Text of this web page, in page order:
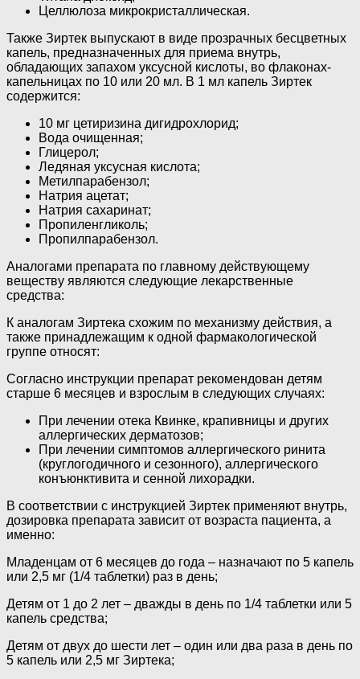
Целлюлоза микрокристаллическая.
Также Зиртек выпускают в виде прозрачных бесцветных
капель, предназначенных для приема внутрь,
обладающих запахом уксусной кислоты, во флаконах-
капельницах по 10 или 20 мл. В 1 мл капель Зиртек
содержится:
10 мг цетиризина дигидрохлорид;
Вода очищенная;
Глицерол;
Ледяная уксусная кислота;
Метилпарабензол;
Натрия ацетат;
Натрия сахаринат;
Пропиленгликоль;
Пропилпарабензол.
Аналогами препарата по главному действующему
веществу являются следующие лекарственные
средства:
К аналогам Зиртека схожим по механизму действия, а
также принадлежащим к одной фармакологической
группе относят:
Согласно инструкции препарат рекомендован детям
старше 6 месяцев и взрослым в следующих случаях:
При лечении отека Квинке, крапивницы и других
аллергических дерматозов;
При лечении симптомов аллергического ринита
(круглогодичного и сезонного), аллергического
конъюнктивита и сенной лихорадки.
В соответствии с инструкцией Зиртек применяют внутрь,
дозировка препарата зависит от возраста пациента, а
именно:
Младенцам от 6 месяцев до года – назначают по 5 капель
или 2,5 мг (1/4 таблетки) раз в день;
Детям от 1 до 2 лет – дважды в день по 1/4 таблетки или 5
капель средства;
Детям от двух до шести лет – один или два раза в день по
5 капель или 2,5 мг Зиртека;